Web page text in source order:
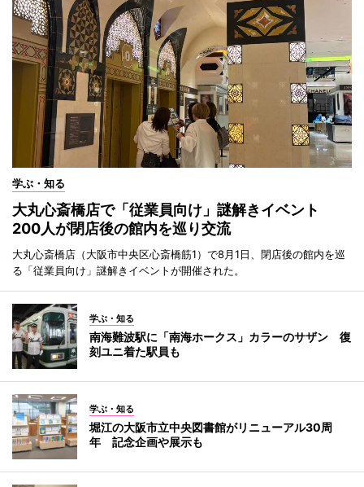
学ぶ・知る
大丸心斎橋店で「従業員向け」謎解きイベント
200人が閉店後の館内を巡り交流
大丸心斎橋店（大阪市中央区心斎橋筋1）で8月1日、閉店後の館内を巡
る「従業員向け」謎解きイベントが開催された。
学ぶ・知る
南海難波駅に「南海ホークス」カラーのサザン 復
刻ユニ着た駅員も
学ぶ・知る
堀江の大阪市立中央図書館がリニューアル30周
年 記念企画や展示も